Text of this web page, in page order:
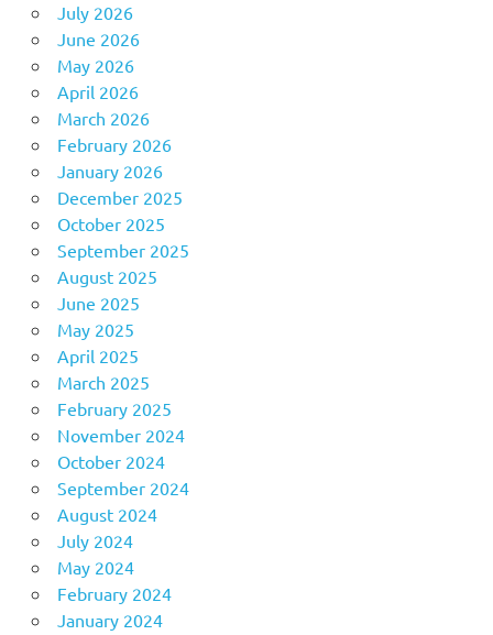
July 2026
June 2026
May 2026
April 2026
March 2026
February 2026
January 2026
December 2025
October 2025
September 2025
August 2025
June 2025
May 2025
April 2025
March 2025
February 2025
November 2024
October 2024
September 2024
August 2024
July 2024
May 2024
February 2024
January 2024